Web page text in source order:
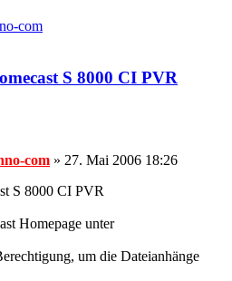
com
S 8000 CI PVR
com » 27. Mai 2006 18:26
S 8000 CI PVR
Homepage unter
um die Dateianhänge